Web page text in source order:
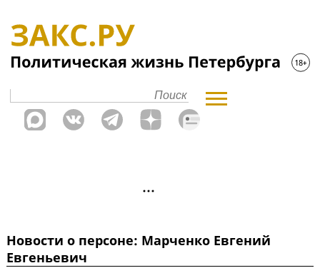
Новости о персоне: Марченко Евгений
Евгеньевич